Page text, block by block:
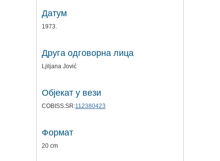
Датум
1973.
Друга одговорна лица
Ljiljana Jović
Објекат у вези
COBISS.SR:112380423
Формат
20 cm